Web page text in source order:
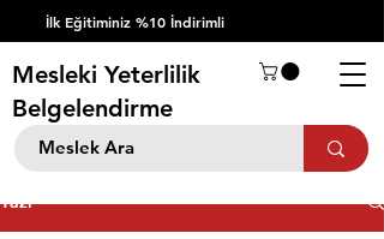
İlk Eğitiminiz %10 İndirimli
Mesleki Yeterlilik
Belgelendirme
Yazı